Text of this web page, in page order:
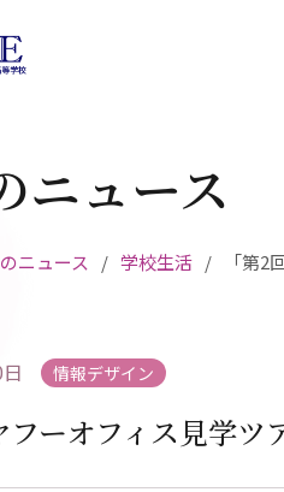
ニュース
ニュース 学校生活 「第
情報デザイン
フーオフィス見学ツ